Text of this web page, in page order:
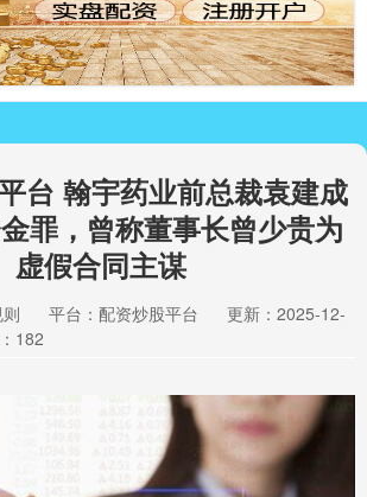
台 翰宇药业前总裁袁建成
罪，曾称董事长曾少贵为
虚假合同主谋
平台：配资炒股平台
更新：2025-12-
182